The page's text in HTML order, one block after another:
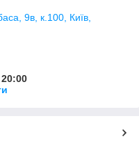
9в, к.100, Київ,